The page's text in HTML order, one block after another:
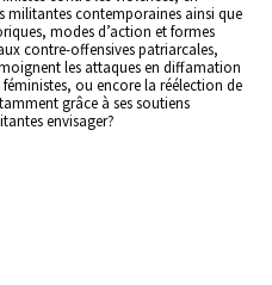
militantes contemporaines ainsi que
modes d’action et formes
contre-offensives patriarcales,
les attaques en diffamation
ou encore la réélection de
grâce à ses soutiens
envisager?